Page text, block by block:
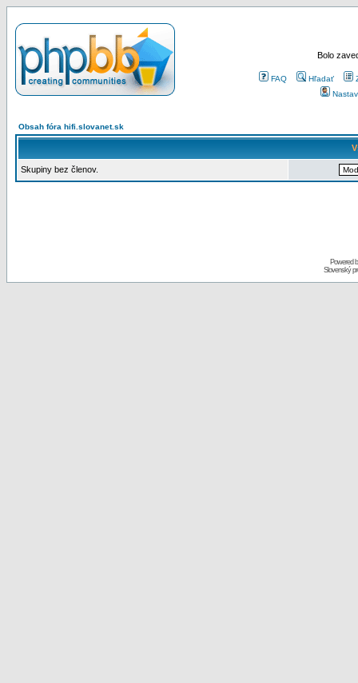
Bolo
FAQ Hľadať
Obsah fóra hifi.slovanet.sk
Skupiny bez členov.
Powered
Slovenský